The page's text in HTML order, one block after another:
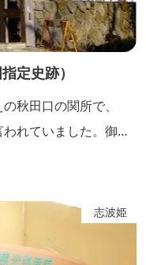
定史跡）
秋田口の関所で、
れていました。御境
る人と荷物の検問を
家の紋を配し、釘を
す。 役宅に入
志波姫